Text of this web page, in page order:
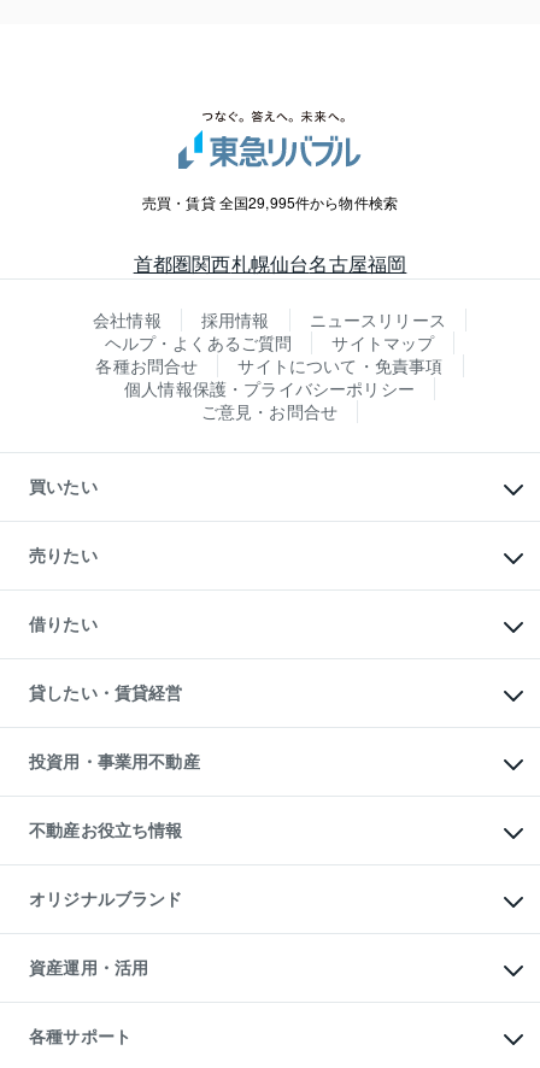
売買・賃貸 全国29,995件から物件検索
首都圏関西札幌仙台名古屋福岡
会社情報 採用情報
ニュースリリース
ヘルプ・よくあるご質問
サイトマップ
各種お問合せ
サイトについて・免責事項
個人情報保護・プライバシーポリシー
ご意見・お問合せ
買いたい
新築・分譲マンションの購入
中古マンションの購入
一戸建ての購入
中古一戸建ての購入
不動産購入の流れ
注目キーワード物件特集
購入ガイド
English 繁体中文簡体中文
売りたい
一戸建ての売却・査定
土地の売却・査定
スピードAI査定
不動産査定について
不動産売却の流れ
不動産買換えの流れ
売却ガイド
借りたい
オフィス・店舗の賃貸
借りるときの流れ
借りるガイド
貸したい・賃貸経営
マンション賃料データ
賃貸管理プラン
リロケーションについて
貸すガイド
投資用・事業用不動産
事業用不動産
マンション投資
投資用マンション
アパート経営
収益物件
ビル購入（ビル一棟）
投資用不動産の売却査定
事業用不動産の売却査定
不動産お役立ち情報
マンションライブラリー
人気マンションランキング
暮らしに役立つ不動産メディア
不動産相場・不動産価格情報
不動産コラム・ニュース
不動産用語集
不動産なんでもネット相談室
オリジナルブランド
一棟リノベーションマンション
L`GENTE（ルジェンテ）
区分リノベーションマンション
投資用一棟レジデンスWELL
資産運用・活用
不動産M&A
アセットマネジメント・出資
各種サポート